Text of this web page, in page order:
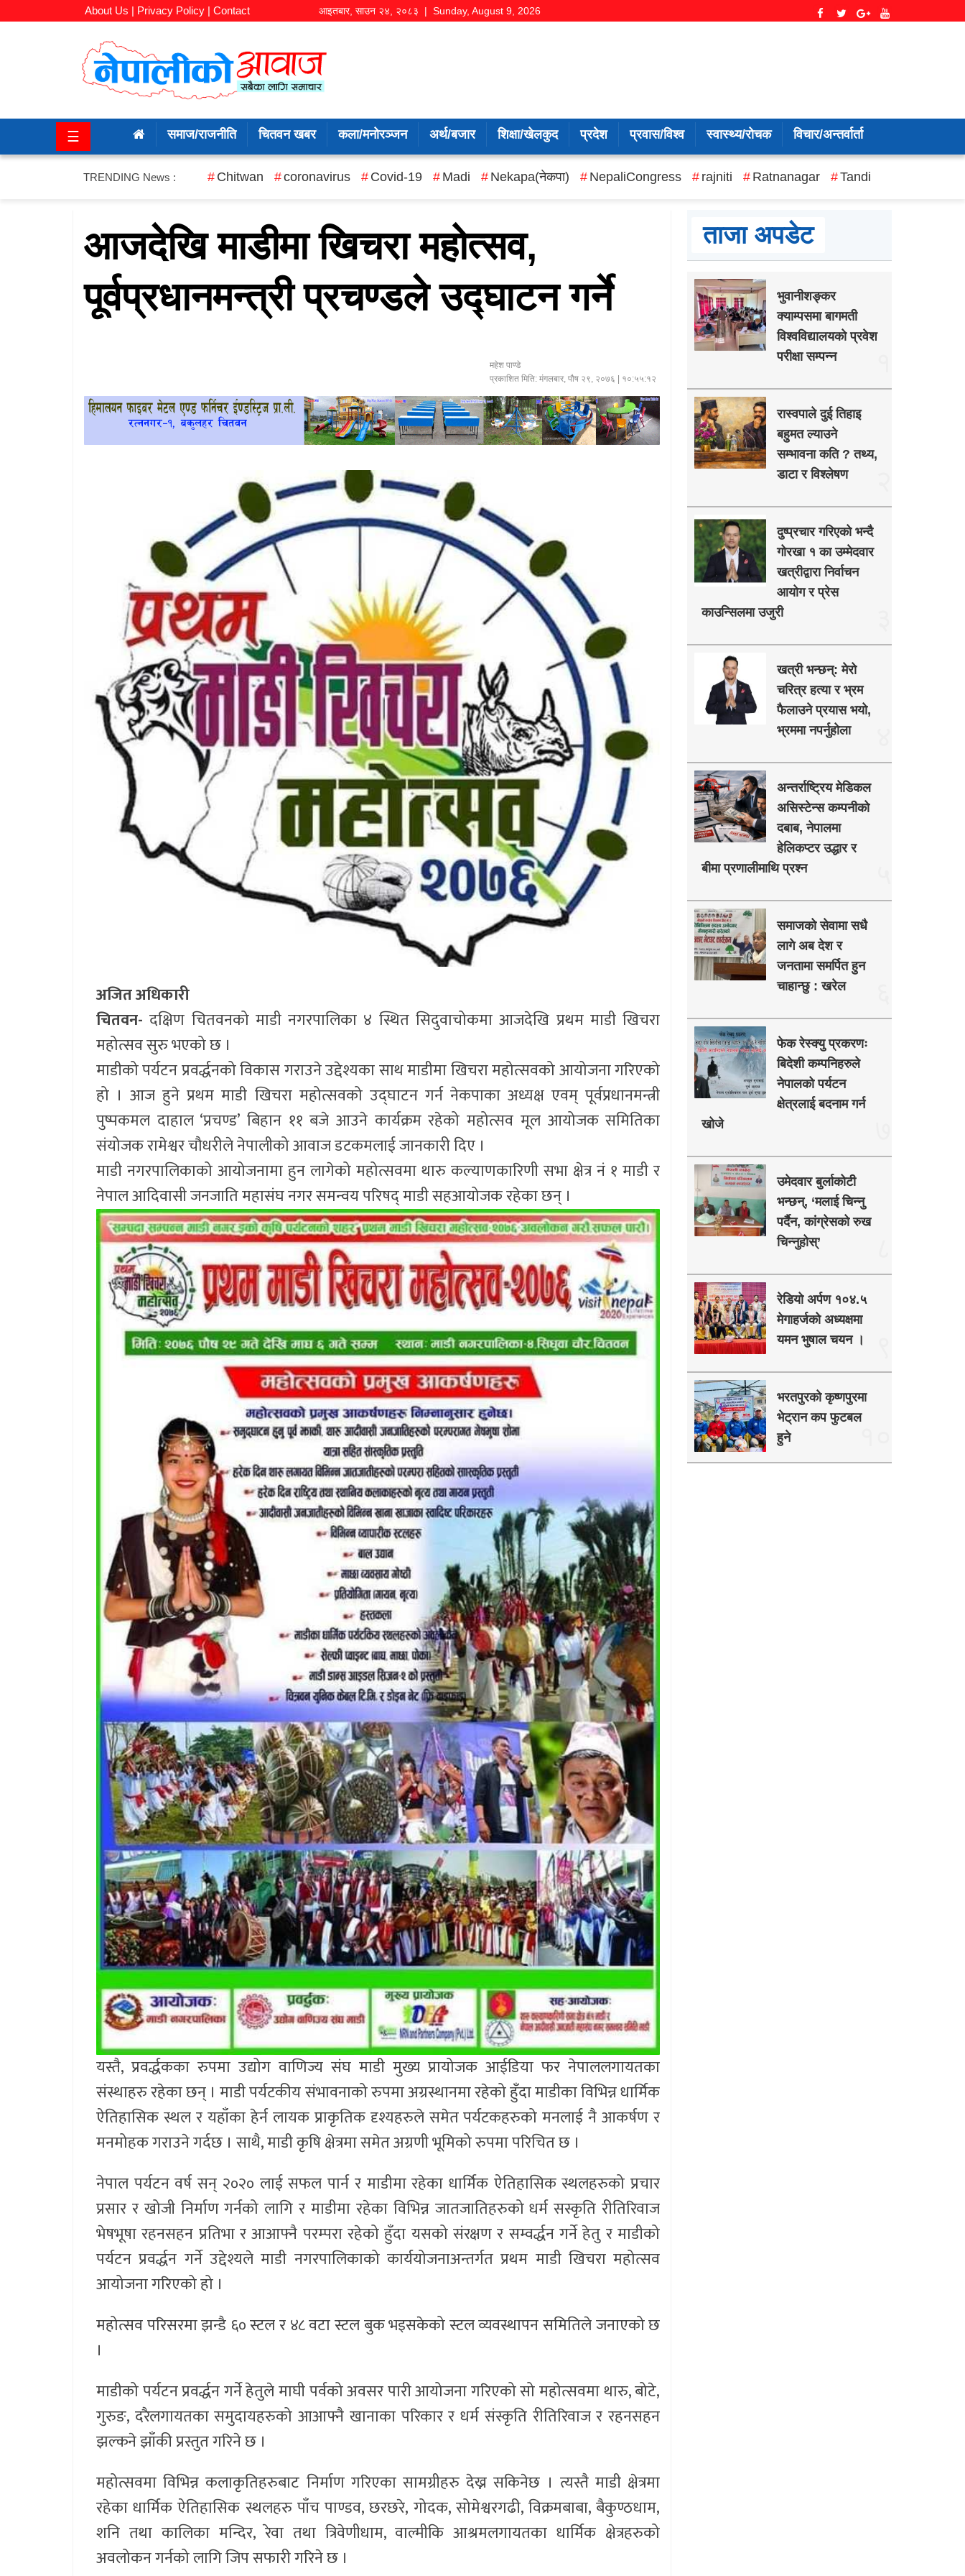
About Us | Privacy Policy | Contact आइतबार, साउन २४, २०८३ | Sunday, August 9, 2026
राजनीति
☰ समाज/राजनीति चितवन खबर कला/मनोरञ्जन अर्थ/बजार शिक्षा/खेलकुद प्रदेश प्रवास/विश्व स्वास्थ्य/रोचक विचार/अन्तर्वार्ता
TRENDING News : Chitwan coronavirus Covid-19 Madi Nekapa(नेकपा) NepaliCongress rajniti Ratnanagar Tandi
आजदेखि माडीमा खिचरा महोत्सव,
पूर्वप्रधानमन्त्री प्रचण्डले उद्घाटन गर्ने
महेश पाण्डे
प्रकाशित मिति:मंगलबार, पौष २९, २०७६ | १०:५५:१२
अजित अधिकारी
चितवन- दक्षिण चितवनको माडी नगरपालिका ४ स्थित सिदुवाचोकमा आजदेखि प्रथम माडी खिचरा
महोत्सव सुरु भएको छ ।
माडीको पर्यटन प्रवर्द्धनको विकास गराउने उद्देश्यका साथ माडीमा खिचरा महोत्सवको आयोजना गरिएको
हो । आज हुने प्रथम माडी खिचरा महोत्सवको उद्घाटन गर्न नेकपाका अध्यक्ष एवम् पूर्वप्रधानमन्त्री
पुष्पकमल दाहाल ‘प्रचण्ड’ बिहान ११ बजे आउने कार्यक्रम रहेको महोत्सव मूल आयोजक समितिका
संयोजक रामेश्वर चौधरीले नेपालीको आवाज डटकमलाई जानकारी दिए ।
माडी नगरपालिकाको आयोजनामा हुन लागेको महोत्सवमा थारु कल्याणकारिणी सभा क्षेत्र नं १ माडी र
नेपाल आदिवासी जनजाति महासंघ नगर समन्वय परिषद् माडी सहआयोजक रहेका छन् ।
यस्तै, प्रवर्द्धकका रुपमा उद्योग वाणिज्य संघ माडी मुख्य प्रायोजक आईडिया फर नेपाललगायतका
संस्थाहरु रहेका छन् । माडी पर्यटकीय संभावनाको रुपमा अग्रस्थानमा रहेको हुँदा माडीका विभिन्न धार्मिक
ऐतिहासिक स्थल र यहाँका हेर्न लायक प्राकृतिक दृश्यहरुले समेत पर्यटकहरुको मनलाई नै आकर्षण र
मनमोहक गराउने गर्दछ । साथै, माडी कृषि क्षेत्रमा समेत अग्रणी भूमिको रुपमा परिचित छ ।
नेपाल पर्यटन वर्ष सन् २०२० लाई सफल पार्न र माडीमा रहेका धार्मिक ऐतिहासिक स्थलहरुको प्रचार
प्रसार र खोजी निर्माण गर्नको लागि र माडीमा रहेका विभिन्न जातजातिहरुको धर्म सस्कृति रीतिरिवाज
भेषभूषा रहनसहन प्रतिभा र आआफ्नै परम्परा रहेको हुँदा यसको संरक्षण र सम्वर्द्धन गर्ने हेतु र माडीको
पर्यटन प्रवर्द्धन गर्ने उद्देश्यले माडी नगरपालिकाको कार्ययोजनाअन्तर्गत प्रथम माडी खिचरा महोत्सव
आयोजना गरिएको हो ।
महोत्सव परिसरमा झन्डै ६० स्टल र ४८ वटा स्टल बुक भइसकेको स्टल व्यवस्थापन समितिले जनाएको छ
।
माडीको पर्यटन प्रवर्द्धन गर्ने हेतुले माघी पर्वको अवसर पारी आयोजना गरिएको सो महोत्सवमा थारु, बोटे,
गुरुङ, दरैलगायतका समुदायहरुको आआफ्नै खानाका परिकार र धर्म संस्कृति रीतिरिवाज र रहनसहन
झल्कने झाँकी प्रस्तुत गरिने छ ।
महोत्सवमा विभिन्न कलाकृतिहरुबाट निर्माण गरिएका सामग्रीहरु देख्न सकिनेछ । त्यस्तै माडी क्षेत्रमा
रहेका धार्मिक ऐतिहासिक स्थलहरु पाँच पाण्डव, छरछरे, गोदक, सोमेश्वरगढी, विक्रमबाबा, बैकुण्ठधाम,
शनि तथा कालिका मन्दिर, रेवा तथा त्रिवेणीधाम, वाल्मीकि आश्रमलगायतका धार्मिक क्षेत्रहरुको
अवलोकन गर्नको लागि जिप सफारी गरिने छ ।
ताजा अपडेट
भुवानीशङ्कर
क्याम्पसमा बागमती
विश्वविद्यालयको प्रवेश
परीक्षा सम्पन्न
रास्वपाले दुई तिहाइ
बहुमत ल्याउने
सम्भावना कति ? तथ्य,
डाटा र विश्लेषण
दुष्प्रचार गरिएको भन्दै
गोरखा १ का उम्मेदवार
खत्रीद्वारा निर्वाचन
आयोग र प्रेस
काउन्सिलमा उजुरी
खत्री भन्छन्: मेरो
चरित्र हत्या र भ्रम
फैलाउने प्रयास भयो,
भ्रममा नपर्नुहोला
अन्तर्राष्ट्रिय मेडिकल
असिस्टेन्स कम्पनीको
दबाब, नेपालमा
हेलिकप्टर उद्धार र
बीमा प्रणालीमाथि प्रश्न
समाजको सेवामा सधै
लागे अब देश र
जनतामा समर्पित हुन
चाहान्छु : खरेल
फेक रेस्क्यु प्रकरणः
बिदेशी कम्पनिहरुले
नेपालको पर्यटन
क्षेत्रलाई बदनाम गर्न
खोजे
उमेदवार बुर्लाकोटी
भन्छन्, ‘मलाई चिन्नु
पर्दैन, कांग्रेसको रुख
चिन्नुहोस्’
रेडियो अर्पण १०४.५
मेगाहर्जको अध्यक्षमा
यमन भुषाल चयन ।
भरतपुरको कृष्णपुरमा
भेट्रान कप फुटबल
हुने